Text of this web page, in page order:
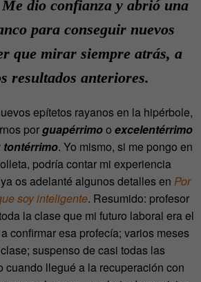
dio confianza y abrió una
para conseguir nuevos
que mirar siempre atrás, a
resultados anteriores.
epítetos rayanos en la hipérbole,
porguapérrimoo excelentérrimo
tontérrimo. Yo mismo, si me pongo en
podría contar mi experiencia
os adelanté algunos detalles en Por
soy inteligente. Resumido: profesor
la clase que mi futuro laboral era el
confirmar esa profecía; varios meses
suspenso de casi todas las
llegué a la recuperación con